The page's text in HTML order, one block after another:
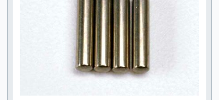
Unsere Philosophie
MEIN KONTO
WARENKORB